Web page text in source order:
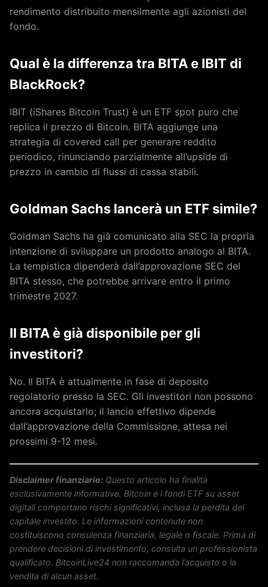
rendimento distribuito mensilmente agli azionisti del
fondo.
Qual è la differenza tra BITA e IBIT di
BlackRock?
IBIT (iShares Bitcoin Trust) è un ETF spot puro che
replica il prezzo di Bitcoin. BITA aggiunge una
strategia di covered call per generare reddito
periodico, rinunciando parzialmente all’upside di
prezzo in cambio di flussi di cassa stabili.
Goldman Sachs lancerà un ETF simile?
Goldman Sachs ha già comunicato alla SEC la propria
intenzione di sviluppare un prodotto analogo al BITA.
La tempistica dipenderà dall’approvazione SEC del
BITA stesso, che potrebbe arrivare entro il primo
trimestre 2027.
Il BITA è già disponibile per gli
investitori?
No. Il BITA è attualmente in fase di deposito
regolatorio presso la SEC. Gli investitori non possono
ancora acquistarlo; il lancio effettivo dipende
dall’approvazione della Commissione, attesa nei
prossimi 9-12 mesi.
Disclaimer finanziario: Questo articolo ha finalità
esclusivamente informative. Bitcoin e i fondi ETF su asset
digitali comportano rischi significativi, inclusa la perdita del
capitale investito. Le informazioni contenute non
costituiscono consulenza finanziaria, legale o fiscale. Prima di
prendere decisioni di investimento, consulta un professionista
qualificato. BitcoinLive24 non raccomanda l’acquisto o la
vendita di alcun asset.